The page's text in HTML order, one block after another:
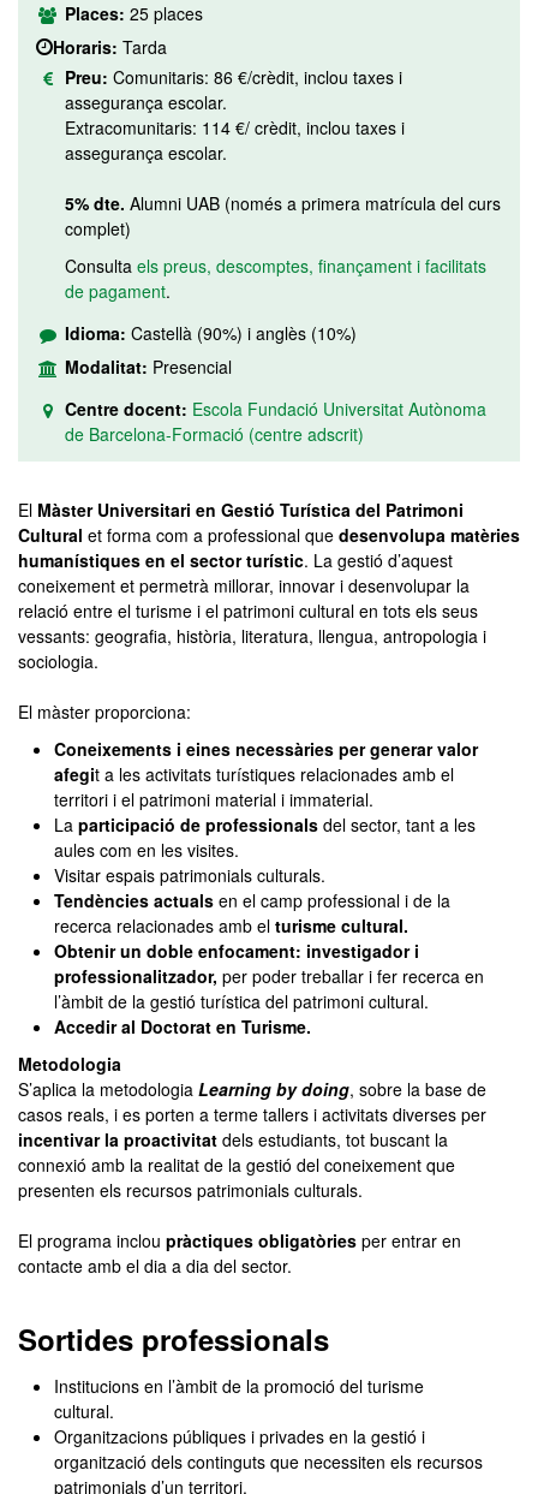
Places: 25 places
Horaris: Tarda
Preu: Comunitaris: 86 €/crèdit, inclou taxes i
assegurança escolar.
Extracomunitaris: 114 €/ crèdit, inclou taxes i
assegurança escolar.
5% dte. Alumni UAB (només a primera matrícula del curs
complet)
Consulta els preus, descomptes, finançament i facilitats
de pagament.
Idioma: Castellà (90%) i anglès (10%)
Modalitat: Presencial
Centre docent: Escola Fundació Universitat Autònoma
de Barcelona-Formació (centre adscrit)
El Màster Universitari en Gestió Turística del Patrimoni
Cultural et forma com a professional que desenvolupa matèries
humanístiques en el sector turístic. La gestió d’aquest
coneixement et permetrà millorar, innovar i desenvolupar la
relació entre el turisme i el patrimoni cultural en tots els seus
vessants: geografia, història, literatura, llengua, antropologia i
sociologia.
El màster proporciona:
Coneixements i eines necessàries per generar valor
afegit a les activitats turístiques relacionades amb el
territori i el patrimoni material i immaterial.
La participació de professionals del sector, tant a les
aules com en les visites.
Visitar espais patrimonials culturals.
Tendències actuals en el camp professional i de la
recerca relacionades amb el turisme cultural.
Obtenir un doble enfocament: investigador i
professionalitzador, per poder treballar i fer recerca en
l’àmbit de la gestió turística del patrimoni cultural.
Accedir al Doctorat en Turisme.
Metodologia
S’aplica la metodologia Learning by doing, sobre la base de
casos reals, i es porten a terme tallers i activitats diverses per
incentivar la proactivitat dels estudiants, tot buscant la
connexió amb la realitat de la gestió del coneixement que
presenten els recursos patrimonials culturals.
El programa inclou pràctiques obligatòries per entrar en
contacte amb el dia a dia del sector.
Sortides professionals
Institucions en l’àmbit de la promoció del turisme
cultural.
Organitzacions públiques i privades en la gestió i
organització dels continguts que necessiten els recursos
patrimonials d’un territori.